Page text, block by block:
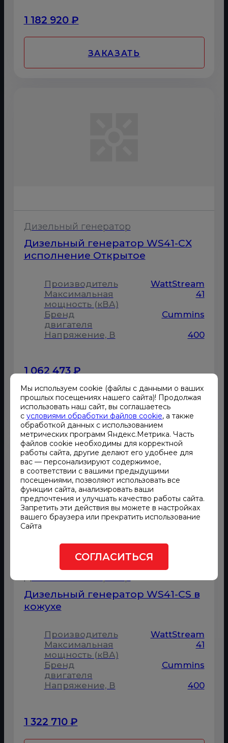
1 182 920 ₽
ЗАКАЗАТЬ
Дизельный генератор
Дизельный генератор WS41-CX
исполнение Открытое
Производитель
WattStream
Максимальная
мощность (кВА)
41
Бренд
двигателя
Cummins
Напряжение, В
400
1 062 473 ₽
ЗАКАЗАТЬ
Дизельный генератор WS41-CS в
кожухе
Производитель
WattStream
Максимальная
мощность (кВА)
41
Бренд
двигателя
Cummins
Напряжение, В
400
1 322 710 ₽
Мы используем cookie (файлы с данными о ваших
прошлых посещениях нашего сайта)! Продолжая
использовать наш сайт, вы соглашаетесь
с условиями обработки файлов cookie, а также
обработкой данных с использованием
метрических программ Яндекс.Метрика. Часть
файлов cookie необходимы для корректной
работы сайта, другие делают его удобнее для
вас — персонализируют содержимое,
в соответствии с вашими предыдущими
посещениями, позволяют использовать все
функции сайта, анализировать ваши
предпочтения и улучшать качество работы сайта.
Запретить эти действия вы можете в настройках
вашего браузера или прекратить использование
Сайта
СОГЛАСИТЬСЯ